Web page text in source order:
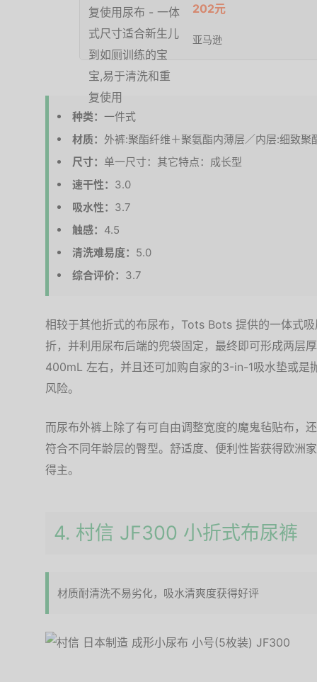
202元
亚马逊
种类： 一件式
材质： 外裤:聚酯纤维＋聚氨酯内薄层／内层:细致聚
尺寸： 单一尺寸：其它特点：成长型
速干性： 3.0
吸水性： 3.7
触感： 4.5
清洗难易度： 5.0
综合评价： 3.7
相较于其他折式的布尿布，Tots Bots 提供的一体式
折，并利用尿布后端的兜袋固定，最终即可形成两层
400mL 左右，并且还可加购自家的3-in-1吸水垫或是
风险。
而尿布外裤上除了有可自由调整宽度的魔鬼毡贴布，
符合不同年龄层的臀型。舒适度、便利性皆获得欧洲
得主。
4. 村信 JF300 小折式布尿裤
材质耐清洗不易劣化，吸水清爽度获得好评